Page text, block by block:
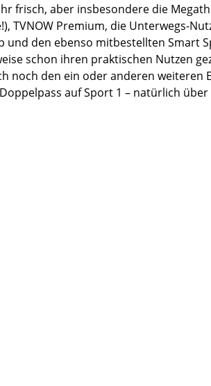
frisch, aber insbesondere die
TVNOW Premium, die Unterwegs-
und den ebenso mitbestellten Smart
schon ihren praktischen Nutzen
noch den ein oder anderen weiteren
auf Sport 1 – natürlich über